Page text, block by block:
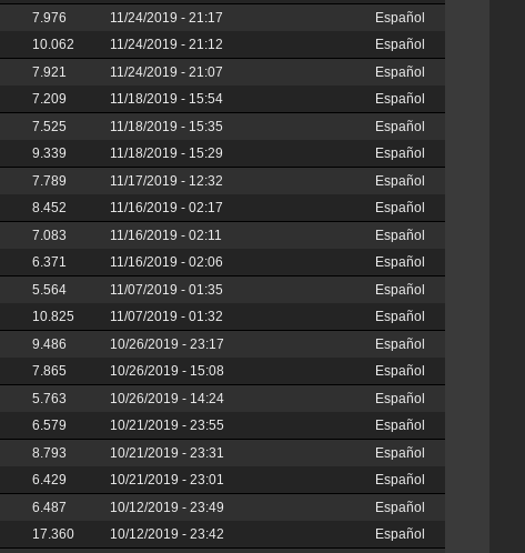
7.976 11/24/2019 - 21:17
Español
10.062 11/24/2019 - 21:12
Español
7.921 11/24/2019 - 21:07
Español
7.209 11/18/2019 - 15:54
Español
7.525 11/18/2019 - 15:35
Español
9.339 11/18/2019 - 15:29
Español
7.789 11/17/2019 - 12:32
Español
8.452 11/16/2019 - 02:17
Español
7.083 11/16/2019 - 02:11
Español
6.371 11/16/2019 - 02:06
Español
5.564 11/07/2019 - 01:35
Español
10.825 11/07/2019 - 01:32
Español
9.486 10/26/2019 - 23:17
Español
7.865 10/26/2019 - 15:08
Español
5.763 10/26/2019 - 14:24
Español
6.579 10/21/2019 - 23:55
Español
8.793 10/21/2019 - 23:31
Español
6.429 10/21/2019 - 23:01
Español
6.487 10/12/2019 - 23:49
Español
17.360 10/12/2019 - 23:42
Español